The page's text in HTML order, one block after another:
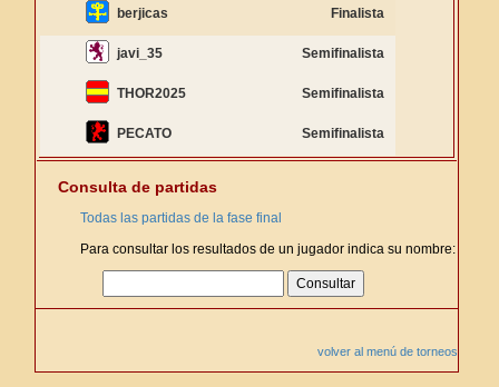
berjicas Finalista
javi_35 Semifinalista
THOR2025 Semifinalista
PECATO Semifinalista
Consulta de partidas
Todas las partidas de la fase final
Para consultar los resultados de un jugador indica su nombre:
volver al menú de torneos